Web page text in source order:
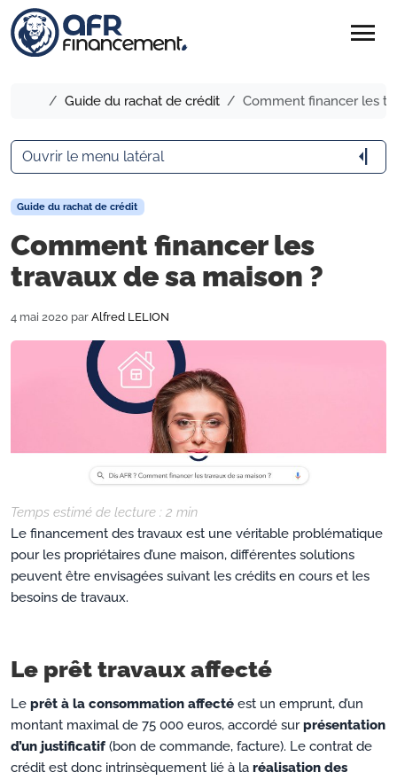
menu
Accueil
Guide du rachat de crédit Comment financer les
Guide du rachat de crédit
Comment financer les
travaux de sa maison ?
4 mai 2020 par Alfred LELION
Temps estimé de lecture : 2 min
Le financement des travaux est une véritable problématique
pour les propriétaires d’une maison, différentes solutions
peuvent être envisagées suivant les crédits en cours et les
besoins de travaux.
Le prêt travaux affecté
Le prêt à la consommation affecté est un emprunt, d’un
montant maximal de 75 000 euros, accordé surprésentation
d’un justificatif (bon de commande, facture). Le contrat de
crédit est donc intrinsèquement lié à la réalisation des
Ouvrir le menu latéral arrow_menu_close